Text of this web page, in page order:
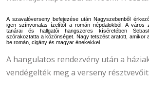
A szavalóverseny befejezése után Nagyszebenből
igen színvonalas ízelítőt a román népdalokból. A város
tanárai és hallgatói hangszeres kíséretében
szórakoztatta a közönséget. Nagy tetszést aratott, amikor
be román, cigány és magyar énekekkel.
A hangulatos rendezvény után a
vendégelték meg a verseny résztvevőit.